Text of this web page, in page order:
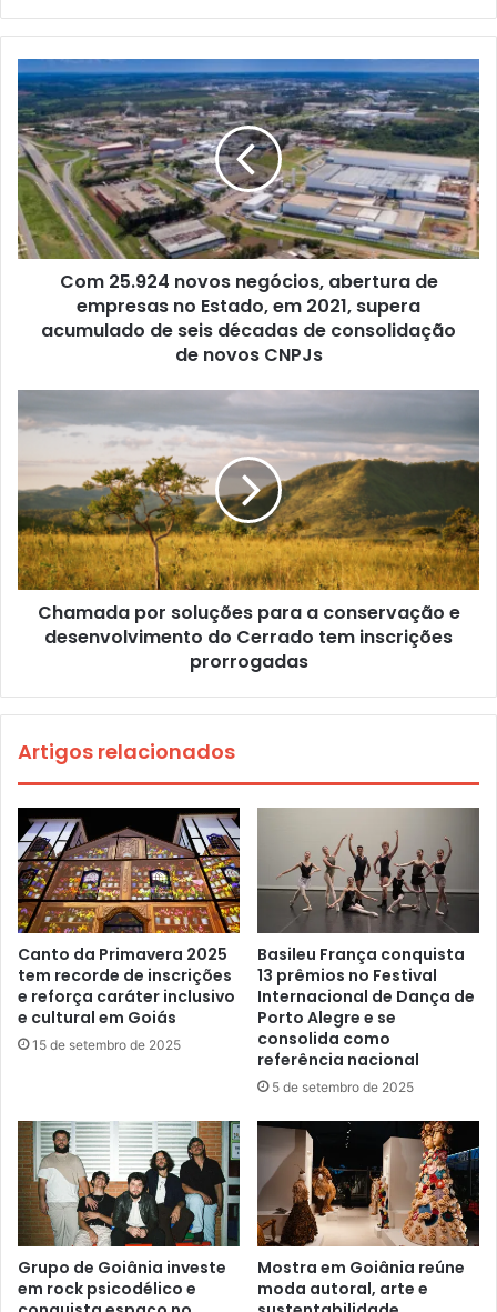
Com 25.924 novos negócios, abertura de
empresas no Estado, em 2021, supera
acumulado de seis décadas de consolidação
de novos CNPJs
Chamada por soluções para a conservação e
desenvolvimento do Cerrado tem inscrições
prorrogadas
Artigos relacionados
Canto da Primavera 2025
tem recorde de inscrições
e reforça caráter inclusivo
e cultural em Goiás
15 de setembro de 2025
Basileu França conquista
13 prêmios no Festival
Internacional de Dança de
Porto Alegre e se
consolida como
referência nacional
5 de setembro de 2025
Grupo de Goiânia investe
em rock psicodélico e
Mostra em Goiânia reúne
moda autoral, arte e